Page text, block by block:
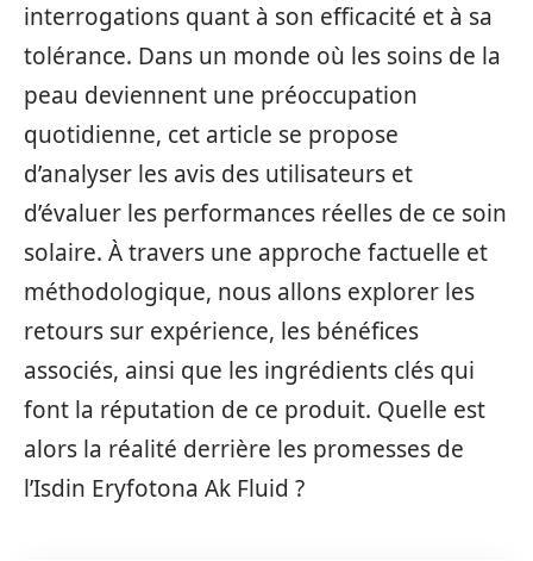
interrogations quant à son efficacité et à sa
tolérance. Dans un monde où les soins de la
peau deviennent une préoccupation
quotidienne, cet article se propose
d’analyser les avis des utilisateurs et
d’évaluer les performances réelles de ce soin
solaire. À travers une approche factuelle et
méthodologique, nous allons explorer les
retours sur expérience, les bénéfices
associés, ainsi que les ingrédients clés qui
font la réputation de ce produit. Quelle est
alors la réalité derrière les promesses de
l’Isdin Eryfotona Ak Fluid ?